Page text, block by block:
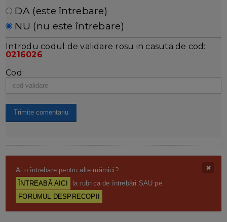
DA (este întrebare)
NU (nu este întrebare)
Introdu codul de validare rosu in casuta de cod:
0216026
Cod:
Ai o întrebare pentru alte mămici?
ÎNTREABĂ AICI
la rubrica de întrebări SAU pe
FORUMUL DESPRECOPII